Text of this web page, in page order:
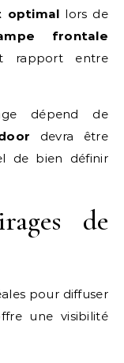
optimal lors de
frontale
rapport entre
dépend de
devra être
de bien définir
de
pour diffuser
une visibilité